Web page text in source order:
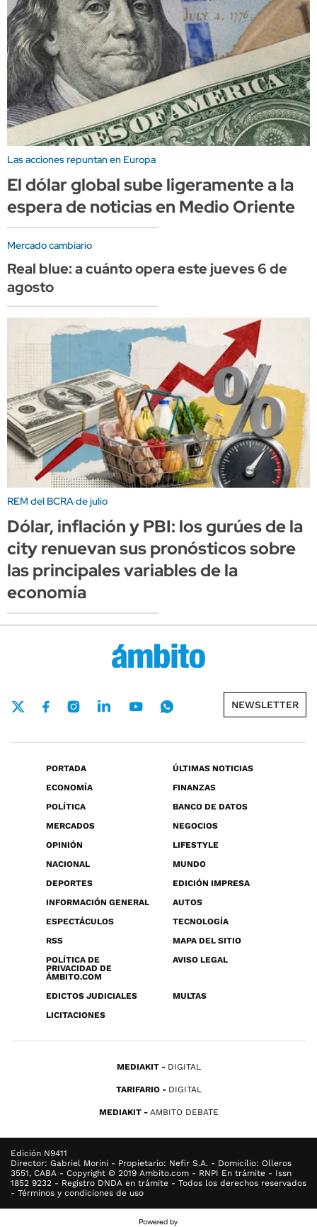
Las acciones repuntan en Europa
El dólar global sube ligeramente a la
espera de noticias en Medio Oriente
Mercado cambiario
Real blue: a cuánto opera este jueves 6 de
agosto
REM del BCRA de julio
Dólar, inflación y PBI: los gurúes de la
city renuevan sus pronósticos sobre
las principales variables de la
economía
NEWSLETTER
PORTADA
ÚLTIMAS NOTICIAS
ECONOMÍA
FINANZAS
POLÍTICA
BANCO DE DATOS
MERCADOS
NEGOCIOS
OPINIÓN
LIFESTYLE
NACIONAL
MUNDO
DEPORTES
EDICIÓN IMPRESA
INFORMACIÓN GENERAL
AUTOS
ESPECTÁCULOS
TECNOLOGÍA
RSS
MAPA DEL SITIO
POLÍTICA DE
PRIVACIDAD DE
ÁMBITO.COM
AVISO LEGAL
EDICTOS JUDICIALES
MULTAS
LICITACIONES
MEDIAKIT DIGITAL
TARIFARIO DIGITAL
MEDIAKIT AMBITO DEBATE
Edición N9411
Director: Gabriel Morini - Propietario: Nefir S.A. - Domicilio: Olleros
3551, CABA - Copyright © 2019 Ambito.com - RNPI En trámite - Issn
1852 9232 - Registro DNDA en trámite - Todos los derechos reservados
- Términos y condiciones de uso